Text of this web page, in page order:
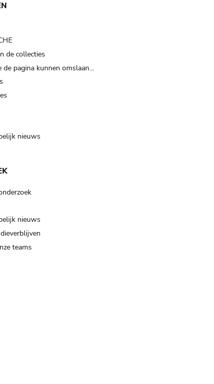
de collecties
de pagina kunnen omslaan…
nieuws
nieuws
teams